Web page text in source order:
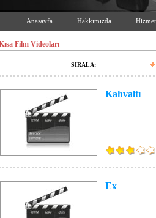
Anasayfa Hakkımızda
Film Videoları
SIRALA:
Kahvaltı
Ex